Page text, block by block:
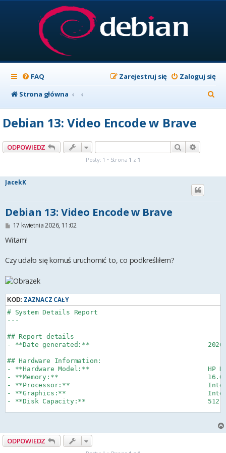
FAQ Zaloguj się
Zarejestruj się
Strona główna
z
Debian 13: Video Encode w Brave
ODPOWIEDZ Szukaj
Posty: 1 • Strona 1 z 1
JacekK
Debian 13: Video Encode w Brave
P
s
17 kwietnia 2026, 11:02
Witam!
Czy udało się komuś uruchomić to, co podkreśliłem?
KOD: ZAZNACZ CAŁY
# System Details Report
---
## Report details
- **Date generated:**                              2026-
## Hardware Information:
- **Hardware Model:**                              HP HP
- **Memory:**                                      16.0
- **Processor:**                                   Intel®
- **Graphics:**                                    Intel® HD
- **Disk Capacity:**                               512.1
- **Firmware Version:**                            P22
- **OS Name:**                                     Debian
- **OS Build:**
ODPOWIEDZ